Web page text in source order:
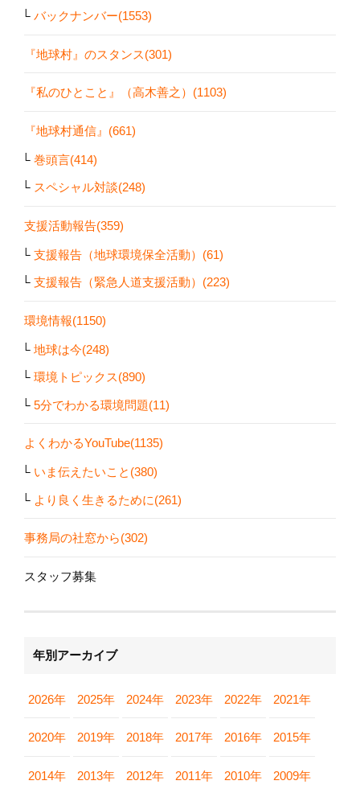
バックナンバー(1553)
『地球村』のスタンス(301)
『私のひとこと』（高木善之）(1103)
『地球村通信』(661)
巻頭言(414)
スペシャル対談(248)
支援活動報告(359)
支援報告（地球環境保全活動）(61)
支援報告（緊急人道支援活動）(223)
環境情報(1150)
地球は今(248)
環境トピックス(890)
5分でわかる環境問題(11)
よくわかるYouTube(1135)
いま伝えたいこと(380)
より良く生きるために(261)
事務局の社窓から(302)
スタッフ募集
年別アーカイブ
2026年 2025年 2024年 2023年 2022年 2021年
2020年 2019年 2018年 2017年 2016年 2015年
2014年 2013年 2012年 2011年 2010年 2009年